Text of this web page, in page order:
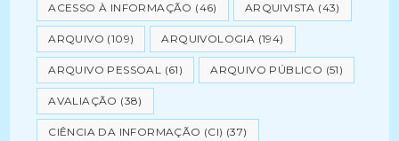
ACESSO À INFORMAÇÃO (46) ARQUIVISTA (43)
ARQUIVO (109) ARQUIVOLOGIA (194)
ARQUIVO PESSOAL (61) ARQUIVO PÚBLICO (51)
AVALIAÇÃO (38)
CIÊNCIA DA INFORMAÇÃO (CI) (37)